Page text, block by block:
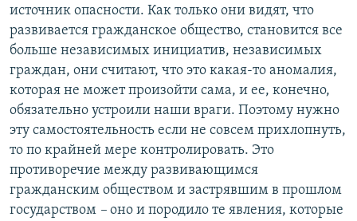
источник опасности. Как только они видят, что
развивается гражданское общество, становится все
больше независимых инициатив, независимых
граждан, они считают, что это какая-то аномалия,
которая не может произойти сама, и ее, конечно,
обязательно устроили наши враги. Поэтому нужно
эту самостоятельность если не совсем прихлопнуть,
то по крайней мере контролировать. Это
противоречие между развивающимся
гражданским обществом и застрявшим в прошлом
государством – оно и породило те явления, которые